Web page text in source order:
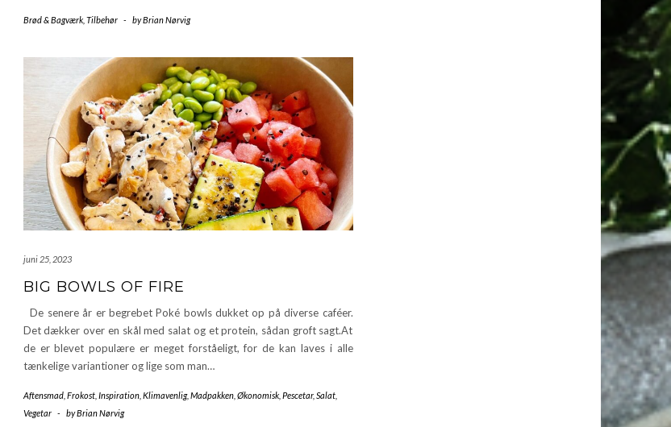
Brød & Bagværk, Tilbehør - byBrian Nørvig
juni 25, 2023
BIG BOWLS OF FIRE
De senere år er begrebet Poké bowls dukket op på diverse caféer.
Det dækker over en skål med salat og et protein, sådan groft sagt.At
de er blevet populære er meget forståeligt, for de kan laves i alle
tænkelige variantioner og lige som man…
Aftensmad, Frokost, Inspiration, Klimavenlig, Madpakken, Økonomisk, Pescetar, Salat,
Vegetar - byBrian Nørvig